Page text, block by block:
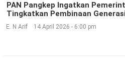
PAN Pangkep Ingatkan
Tingkatkan Pembinaan
E. N Arif 14 April 2026 - 6:00 pm